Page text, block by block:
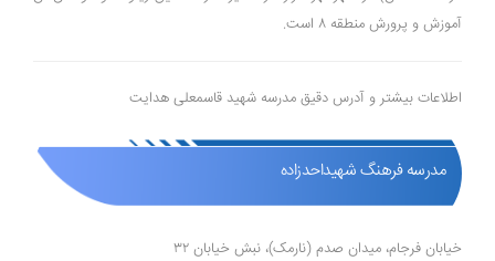
آموزش و پرورش منطقه ۸ است.
اطلاعات بیشتر و آدرس دقیق مدرسه شهید قاسمعلی هدایت
مدرسه فرهنگ شهیداحدزاده
خیابان فرجام، میدان صدم (نارمک)، نبش خیابان ۳۲